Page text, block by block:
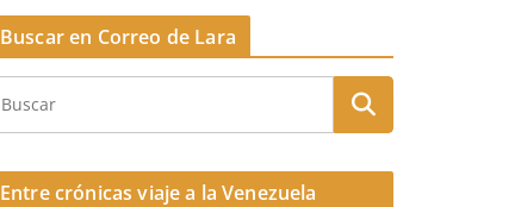
Buscar en Correo de Lara
Entre crónicas viaje a la Venezuela